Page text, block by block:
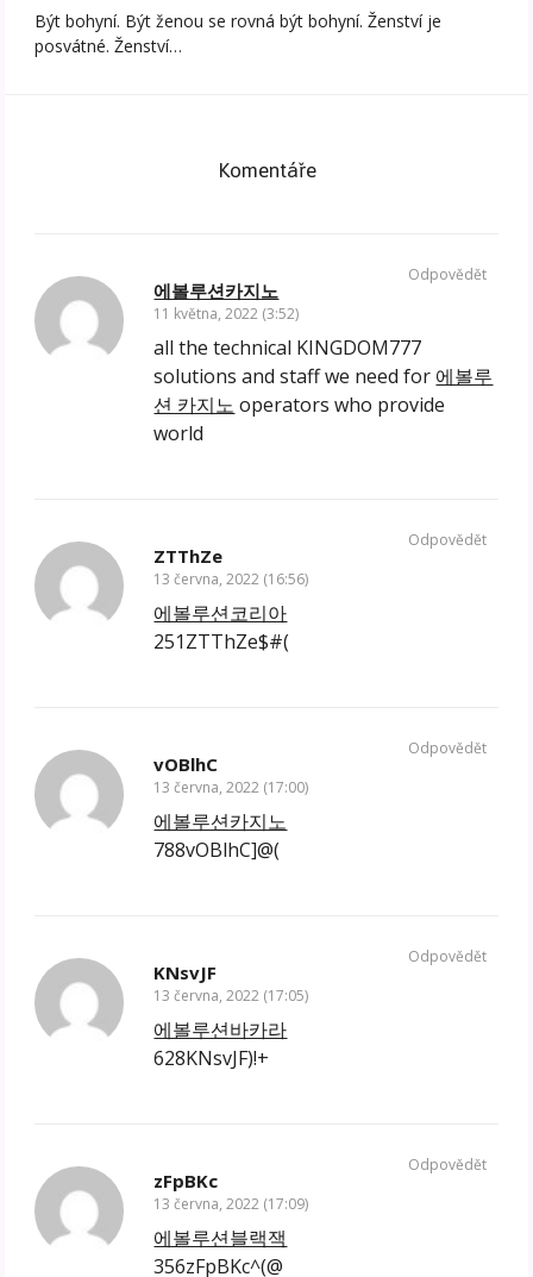
Být bohyní. Být ženou se rovná být bohyní. Ženství je
posvátné. Ženství…
Komentáře
에볼루션카지노
11 května, 2022 (3:52)
all the technical KINGDOM777
solutions and staff we need for 에볼루
션 카지노 operators who provide
world
Odpovědět
ZTThZe
13 června, 2022 (16:56)
에볼루션코리아
251ZTThZe$#(
Odpovědět
vOBlhC
13 června, 2022 (17:00)
에볼루션카지노
788vOBlhC]@(
Odpovědět
KNsvJF
13 června, 2022 (17:05)
에볼루션바카라
628KNsvJF)!+
Odpovědět
zFpBKc
13 června, 2022 (17:09)
에볼루션블랙잭
356zFpBKc^(@
Odpovědět